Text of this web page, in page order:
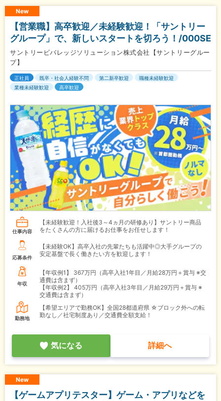
New
【営業職】高卒歓迎／未経験歓迎！「サントリー
グループ」で、新しいスタートを切ろう！/000SE
サントリービバレッジソリューション株式会社【サントリーグルー
プ】
正社員 既卒・社会人経験不問 第二新卒歓迎
職種未経験歓迎
業種未経験歓迎
高卒歓迎
仕事内容
【未経験歓迎！入社後3～4ヵ月の研修あり】サントリー商品
をたくさんの方に届けるお仕事をお任せします！
応募条件
【未経験OK】高卒入社の先輩たちも活躍中◎大手グループの
安定基盤で長く働きたい方を歓迎します！
年収
【年収例1】
367万円（高卒入社1年目／月給28万円＋賞与 ※交
通費は含まず）
【年収例2】
405万円（高卒入社3年目／月給29万円＋賞与 ※
交通費は含まず）
勤務地
【希望エリアで勤務OK】全国28都道府県 ☆ブロック外への転
勤なし／社宅制度あり／交通費全額支給！
気になる 詳細へ
New
【ゲームアプリテスター】ゲーム・アプリなどを